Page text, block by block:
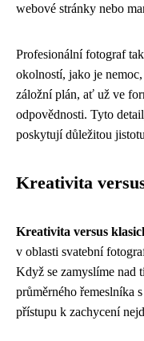
webové stránky nebo
Profesionální fotograf
okolností, jako je
záložní plán, ať už ve
odpovědnosti. Tyto
poskytují důležitou
Kreativita
Kreativita versus
v oblasti svatební
Když se zamyslíme nad
průměrného řemeslníka
přístupu k zachycení